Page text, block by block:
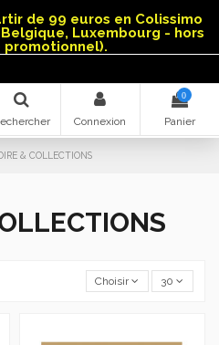
de 99 euros en Colissimo
Luxembourg - hors
Connexion
0
Panier
& COLLECTIONS
Choisir 30